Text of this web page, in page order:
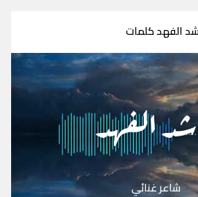
الفهد كلمات
الفهد
شاعر غنائي